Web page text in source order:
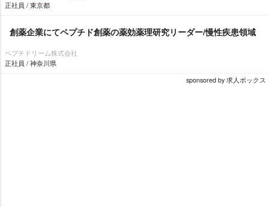
正社員 / 東京都
創薬企業にてペプチド創薬の薬効薬理研究リーダー/慢性疾患領域
ペプチドリーム株式会社
正社員 / 神奈川県
sponsored by 求人ボックス